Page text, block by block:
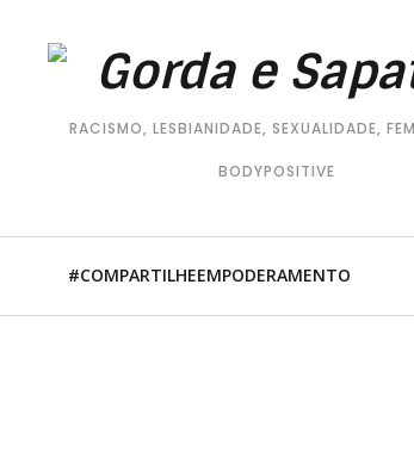
RACISMO, LESBIANIDADE, SEXUALIDADE,
BODYPOSITIVE
#COMPARTILHEEMPODERAMENTO